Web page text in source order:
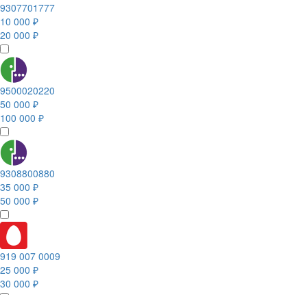
9307701777
10 000 ₽
20 000 ₽
9500020220
50 000 ₽
100 000 ₽
9308800880
35 000 ₽
50 000 ₽
919 007 0009
25 000 ₽
30 000 ₽